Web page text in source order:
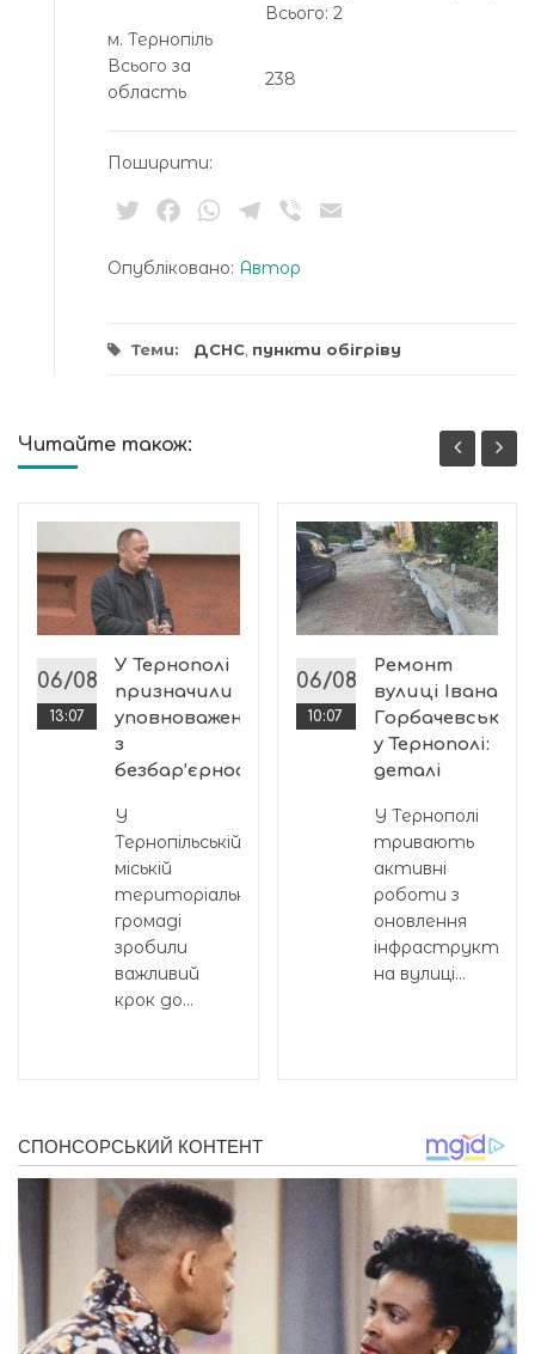
Всього: 2
м. Тернопіль
Всього за
область
238
Поширити:
TwitterFacebookWhatsApp
Telegram
Viber
Опубліковано: Автор
Теми: ДСНС пункти обігріву
Читайте також:
06/08
13:07
У Тернополі
призначили
уповноваженого
з
безбар’єрності
У
Тернопільській
міській
територіальній
громаді
зробили
важливий
крок до...
06/08
10:07
Ремонт
вулиці Івана
Горбачевського
у Тернополі:
деталі
У Тернополі
тривають
активні
роботи з
оновлення
інфраструктури
на вулиці...